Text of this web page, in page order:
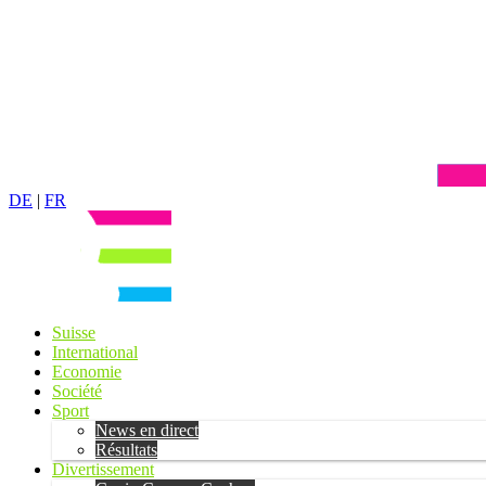
DE | FR
Suisse
International
Economie
Société
Sport
News en direct
Résultats
Divertissement